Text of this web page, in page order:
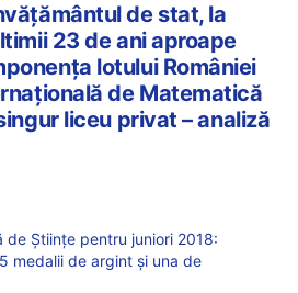
de stat, la
23 de ani aproape
lotului României
de Matematică
liceu privat – analiză
de Științe pentru juniori 2018:
medalii de argint și una de